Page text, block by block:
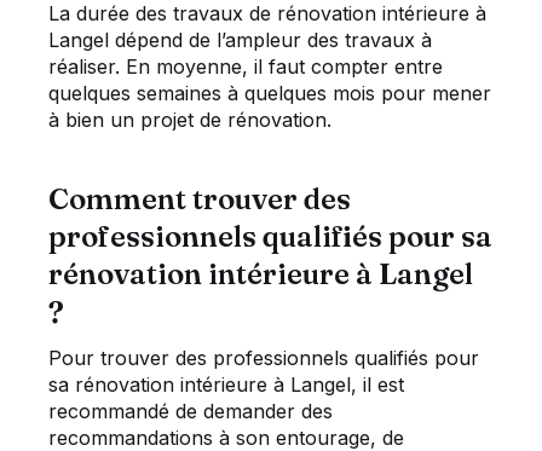
La durée des travaux de rénovation intérieure à
Langel dépend de l’ampleur des travaux à
réaliser. En moyenne, il faut compter entre
quelques semaines à quelques mois pour mener
à bien un projet de rénovation.
Comment trouver des
professionnels qualifiés pour sa
rénovation intérieure à Langel
?
Pour trouver des professionnels qualifiés pour
sa rénovation intérieure à Langel, il est
recommandé de demander des
recommandations à son entourage, de